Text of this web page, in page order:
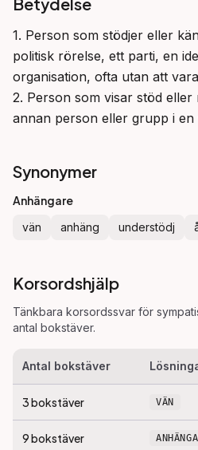
1. Person som stödjer eller
politisk rörelse, ett parti, en
organisation, ofta utan att
2. Person som visar stöd
annan person eller grupp i en
Synonymer
Anhängare
vän anhäng understödj
Korsordshjälp
Tänkbara korsordssvar för
antal bokstäver.
Antal bokstäver
3bokstäver VÄN
9bokstäver